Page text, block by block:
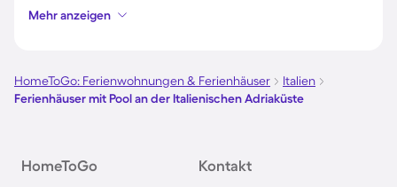
Ferienhäuser mit Pool am Gardasee
Ferienhäuser mit Pool an der Nordsee
Ferienhäuser mit Pool im Allgäu
Mehr anzeigen
HomeToGo: Ferienwohnungen & Ferienhäuser
Italien
Ferienhäuser mit Pool an der Italienischen Adriaküste
HomeToGo Kontakt